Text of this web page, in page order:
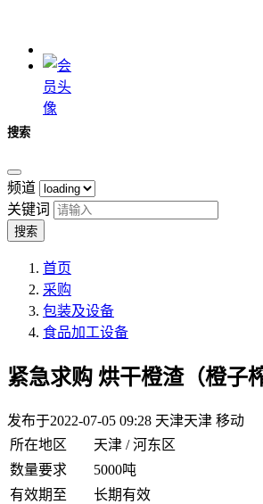
搜索
频道
关键词
搜索
首页
采购
包装及设备
食品加工设备
紧急求购 烘干橙渣（橙子
发布于2022-07-05 09:28 天津天津 移动
所在地区
天津 / 河东区
数量要求
5000吨
有效期至
长期有效